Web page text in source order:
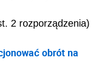
2 rozporządzenia)
obrót na